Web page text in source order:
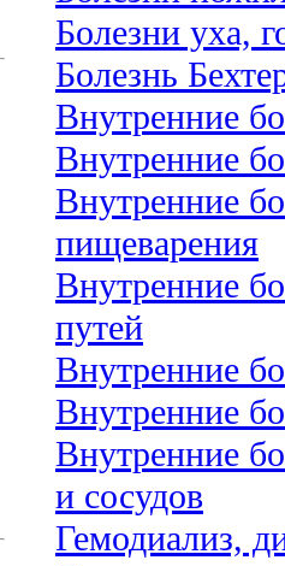
Болезни уха,
Болезнь
Внутренние
Внутренние
Внутренние
пищеварения
Внутренние
путей
Внутренние
Внутренние
Внутренние
и сосудов
Гемодиализ,